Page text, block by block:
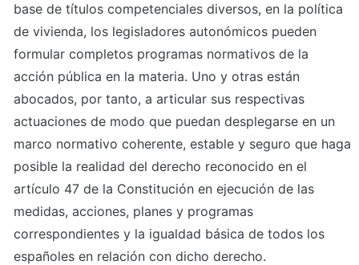
base de títulos competenciales diversos, en la política
de vivienda, los legisladores autonómicos pueden
formular completos programas normativos de la
acción pública en la materia. Uno y otras están
abocados, por tanto, a articular sus respectivas
actuaciones de modo que puedan desplegarse en un
marco normativo coherente, estable y seguro que haga
posible la realidad del derecho reconocido en el
artículo 47 de la Constitución en ejecución de las
medidas, acciones, planes y programas
correspondientes y la igualdad básica de todos los
españoles en relación con dicho derecho.